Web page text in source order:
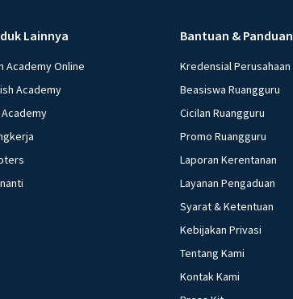
Lainnya
Academy Online
Academy
Bantuan & Panduan
Kredensial Perusahaan
Beasiswa Ruangguru
Cicilan Ruangguru
Promo Ruangguru
Laporan Kerentanan
Layanan Pengaduan
Syarat & Ketentuan
Kebijakan Privasi
Tentang Kami
Kontak Kami